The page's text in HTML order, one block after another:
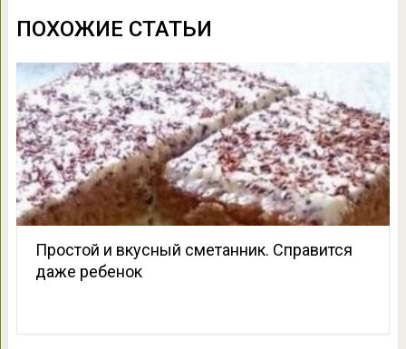
ПОХОЖИЕ СТАТЬИ
Простой и вкусный сметанник. Справится
даже ребенок